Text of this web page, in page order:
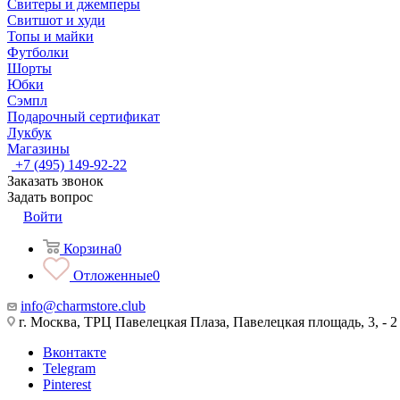
Свитеры и джемперы
Свитшот и худи
Топы и майки
Футболки
Шорты
Юбки
Сэмпл
Подарочный сертификат
Лукбук
Магазины
+7 (495) 149-92-22
Заказать звонок
Задать вопрос
Войти
Корзина0
Отложенные0
info@charmstore.club
г. Москва, ТРЦ Павелецкая Плаза, Павелецкая площадь, 3, - 2
Вконтакте
Telegram
Pinterest